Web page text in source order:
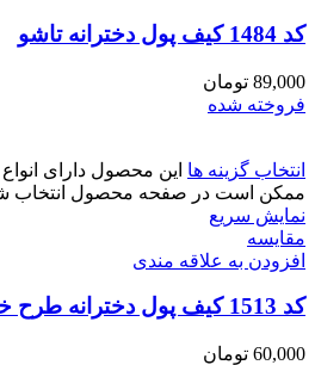
کد 1484 کیف پول دخترانه تاشو
89,000 تومان
فروخته شده
انتخاب گزینه ها این محصول دارای
ممکن است در صفحه محصول انتخاب
نمایش سریع
مقايسه
افزودن به علاقه مندی
کد 1513 کیف پول دخترانه طرح خرگوش
60,000 تومان